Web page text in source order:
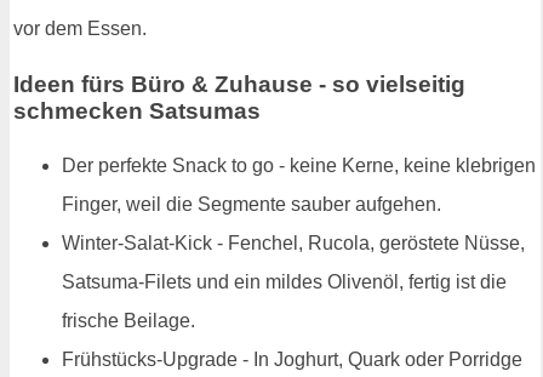
vor dem Essen.
Ideen fürs Büro & Zuhause - so vielseitig
schmecken Satsumas
Der perfekte Snack to go - keine Kerne, keine klebrigen
Finger, weil die Segmente sauber aufgehen.
Winter-Salat-Kick - Fenchel, Rucola, geröstete Nüsse,
Satsuma-Filets und ein mildes Olivenöl, fertig ist die
frische Beilage.
Frühstücks-Upgrade - In Joghurt, Quark oder Porridge